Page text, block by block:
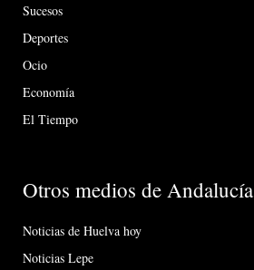
Sucesos
Deportes
Ocio
Economía
El Tiempo
Otros medios de Andalucía
Noticias de Huelva hoy
Noticias Lepe